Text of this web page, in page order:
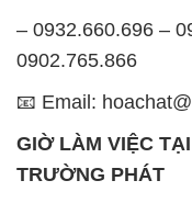
– 0932.660.696 –
0902.765.866
📧 Email:
GIỜ LÀM VIỆC
TRƯỜNG PHÁT